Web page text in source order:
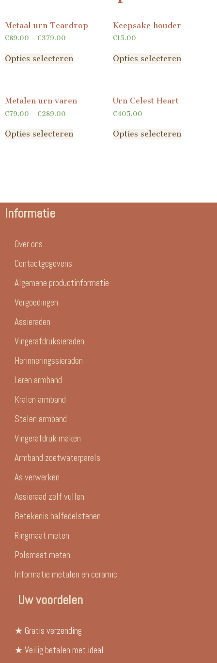
Metaal urn Teardrop
€89.00 – €379.00
Opties selecteren
Keepsake houder
€15.00
Opties selecteren
Metalen urn varen
€79.00 – €289.00
Opties selecteren
Urn Celest Heart
€405.00
Opties selecteren
Informatie
Over ons
Contactgegevens
Algemene productinformatie
Vergoedingen
Assieraden
Vingerafdruksieraden
Herinneringssieraden
Leren armband
Kralen armband
Stalen armband
Vingerafdruk maken
Armband zoetwaterparels
As verwerken
Assieraad zelf vullen
Betekenis halfedelstenen
Ringmaat meten
Polsmaat meten
Informatie metalen en ceramic
Uw voordelen
★ Gratis verzending
★ Veilig betalen met ideal